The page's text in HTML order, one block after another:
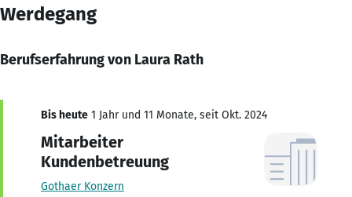
Werdegang
Berufserfahrung von Laura Rath
Bis heute 1 Jahr und 11 Monate, seit Okt. 2024
Mitarbeiter
Kundenbetreuung
Gothaer Konzern